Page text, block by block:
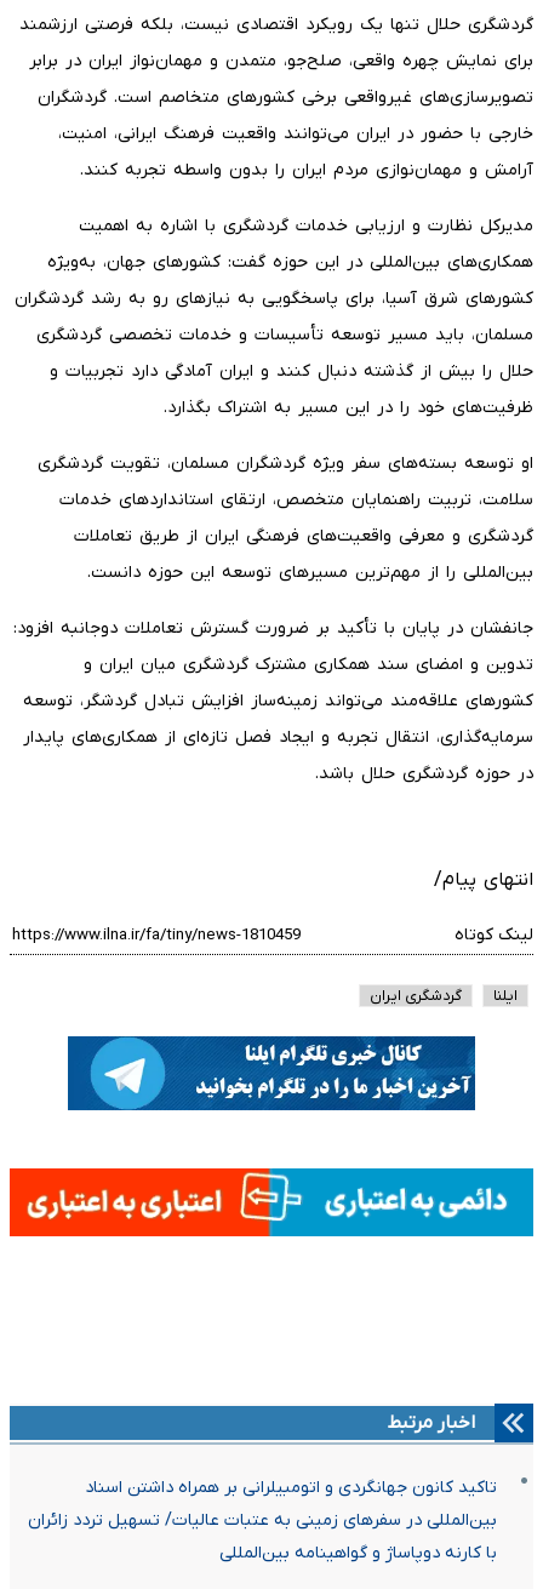
گردشگری حلال تنها یک رویکرد اقتصادی نیست، بلکه فرصتی ارزشمند
برای نمایش چهره واقعی، صلح‌جو، متمدن و مهمان‌نواز ایران در برابر
تصویرسازی‌های غیرواقعی برخی کشورهای متخاصم است. گردشگران
خارجی با حضور در ایران می‌توانند واقعیت فرهنگ ایرانی، امنیت،
آرامش و مهمان‌نوازی مردم ایران را بدون واسطه تجربه کنند.
مدیرکل نظارت و ارزیابی خدمات گردشگری با اشاره به اهمیت
همکاری‌های بین‌المللی در این حوزه گفت: کشورهای جهان، به‌ویژه
کشورهای شرق آسیا، برای پاسخگویی به نیازهای رو به رشد گردشگران
مسلمان، باید مسیر توسعه تأسیسات و خدمات تخصصی گردشگری
حلال را بیش از گذشته دنبال کنند و ایران آمادگی دارد تجربیات و
ظرفیت‌های خود را در این مسیر به اشتراک بگذارد.
او توسعه بسته‌های سفر ویژه گردشگران مسلمان، تقویت گردشگری
سلامت، تربیت راهنمایان متخصص، ارتقای استانداردهای خدمات
گردشگری و معرفی واقعیت‌های فرهنگی ایران از طریق تعاملات
بین‌المللی را از مهم‌ترین مسیرهای توسعه این حوزه دانست.
جانفشان در پایان با تأکید بر ضرورت گسترش تعاملات دوجانبه افزود:
تدوین و امضای سند همکاری مشترک گردشگری میان ایران و
کشورهای علاقه‌مند می‌تواند زمینه‌ساز افزایش تبادل گردشگر، توسعه
سرمایه‌گذاری، انتقال تجربه و ایجاد فصل تازه‌ای از همکاری‌های پایدار
در حوزه گردشگری حلال باشد.
انتهای پیام/
لینک کوتاه
ایلنا گردشگری ایران
اخبار مرتبط
تاکید کانون جهانگردی و اتومبیلرانی بر همراه داشتن اسناد
بین‌المللی در سفرهای زمینی به عتبات عالیات/ تسهیل تردد زائران
با کارنه دوپاساژ و گواهینامه بین‌المللی